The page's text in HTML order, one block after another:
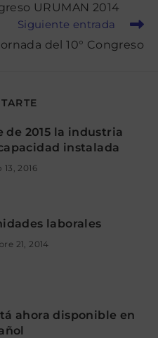
URUMAN 2014
Siguiente entrada
del 10° Congreso
2015 la industria
instalada
13, 2016
laborales
21, 2014
ahora disponible en